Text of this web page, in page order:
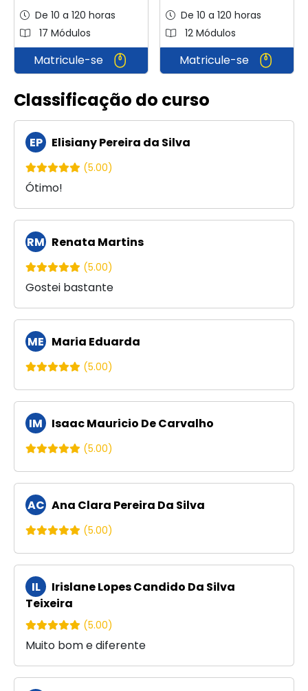
De 10 a 120 horas
17 Módulos
Matricule-se
De 10 a 120 horas
12 Módulos
Matricule-se
Classificação do curso
EP Elisiany Pereira da Silva
(5.00)
Ótimo!
RM Renata Martins
(5.00)
Gostei bastante
ME Maria Eduarda
(5.00)
IM Isaac Mauricio De Carvalho
(5.00)
AC Ana Clara Pereira Da Silva
(5.00)
IL
Irislane Lopes Candido Da Silva
Teixeira
(5.00)
Muito bom e diferente